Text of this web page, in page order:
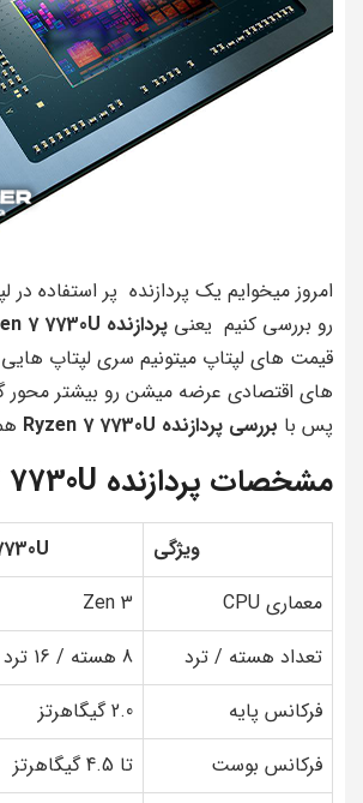
امروز میخوایم یک پردازنده پر استفاده
رو بررسی کنیم یعنی پردازنده Ryzen 7 7730U
قیمت های لپتاپ میتونیم سری لپتاپ هایی
های اقتصادی عرضه میشن رو بیشتر محور
پس با بررسی پردازنده Ryzen 7 7730U
مشخصات پردازنده Ryzen 7 7730U
ویژگی
معماری CPU
Zen 3
تعداد هسته / ترد
8 هسته / 16 ترد
فرکانس پایه
2.0 گیگاهرتز
فرکانس بوست
تا 4.5 گیگاهرتز